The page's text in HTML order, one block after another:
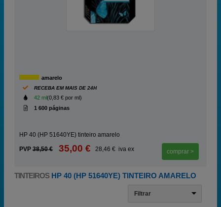
amarelo
RECEBA EM MAIS DE 24H
42 ml(0,83 € por ml)
1 600 páginas
HP 40 (HP 51640YE) tinteiro amarelo
PVP 38,50 € 35,00 € 28,46 € iva ex comprar >
TINTEIROS HP 40 (HP 51640YE) TINTEIRO AMARELO
Filtrar